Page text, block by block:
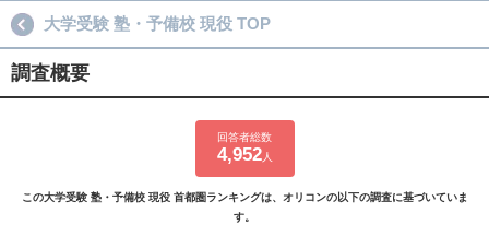
大学受験 塾・予備校 現役 TOP
調査概要
回答者総数
4,952人
この大学受験 塾・予備校 現役 首都圏ランキングは、オリコンの以下の調査に基づいていま
す。